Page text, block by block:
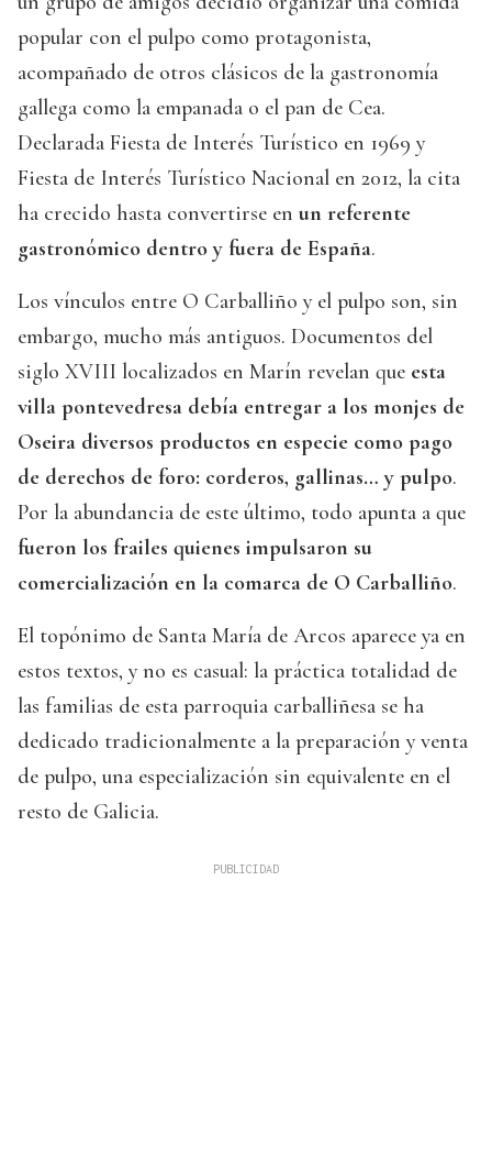
popular con el pulpo como protagonista,
acompañado de otros clásicos de la gastronomía
gallega como la empanada o el pan de Cea.
Declarada Fiesta de Interés Turístico en 1969 y
Fiesta de Interés Turístico Nacional en 2012, la cita
ha crecido hasta convertirse en un referente
gastronómico dentro y fuera de España.
Los vínculos entre O Carballiño y el pulpo son, sin
embargo, mucho más antiguos. Documentos del
siglo XVIII localizados en Marín revelan que esta
villa pontevedresa debía entregar a los monjes de
Oseira diversos productos en especie como pago
de derechos de foro: corderos, gallinas… y pulpo.
Por la abundancia de este último, todo apunta a que
fueron los frailes quienes impulsaron su
comercialización en la comarca de O Carballiño.
El topónimo de Santa María de Arcos aparece ya en
estos textos, y no es casual: la práctica totalidad de
las familias de esta parroquia carballiñesa se ha
dedicado tradicionalmente a la preparación y venta
de pulpo, una especialización sin equivalente en el
resto de Galicia.